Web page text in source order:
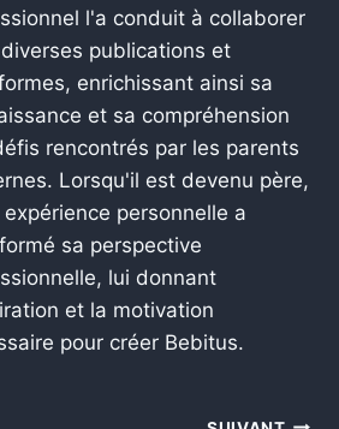
l'a conduit à collaborer
publications et
enrichissant ainsi sa
et sa compréhension
rencontrés par les parents
Lorsqu'il est devenu père,
personnelle a
sa perspective
lui donnant
et la motivation
pour créer Bebitus.